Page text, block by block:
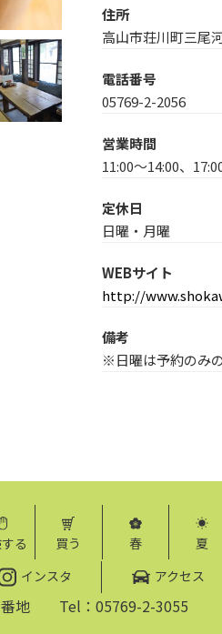
住所
高山市荘川町三尾
電話番号
05769-2-2056
営業時間
11:00～14:00、
定休日
日曜・月曜
WEBサイト
http://
備考
※日曜は予約のみ
る 買う 春 夏
インスタ アクセス
番地 Tel：05769-2-3055